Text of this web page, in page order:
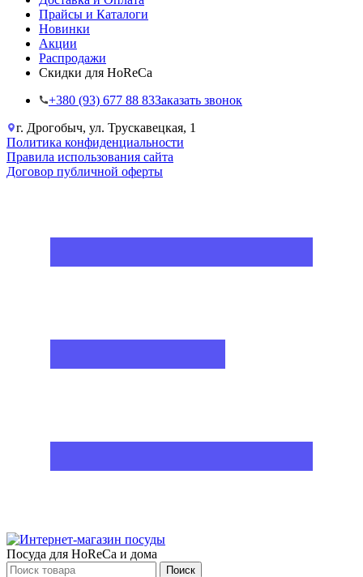
Прайсы и Каталоги
Новинки
Акции
Распродажи
Скидки для HoReCa
+38‎0 (93) 677 88 83Заказать звонок
г. Дрогобыч, ул. Трускавецкая, 1
Политика конфиденциальности
Правила использования сайта
Договор публичной оферты
Посуда для HoReCa и дома
Поиск